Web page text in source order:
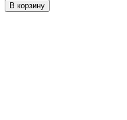
В корзину